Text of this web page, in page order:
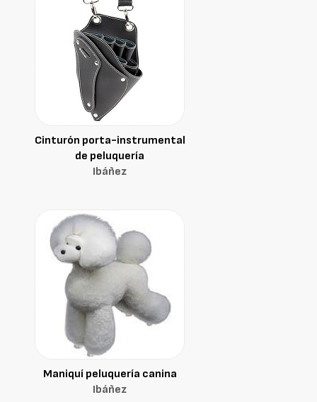
Cinturón porta-instrumental
de peluquería
Ibáñez
Maniquí peluquería canina
Ibáñez